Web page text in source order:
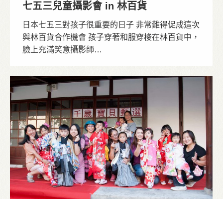
七五三兒童攝影會 in 林百貨
日本七五三對孩子很重要的日子 非常難得促成這次
與林百貨合作機會 孩子穿著和服穿梭在林百貨中，
臉上充滿笑意攝影師…